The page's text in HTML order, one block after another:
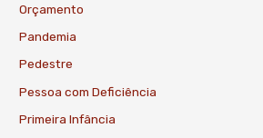
Orçamento
Pandemia
Pedestre
Pessoa com Deficiência
Primeira Infância